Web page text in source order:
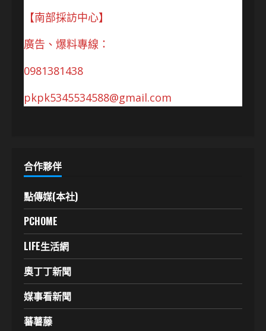
【南部採訪中心】
廣告、爆料專線：
0981381438
pkpk5345534588@gmail.com
合作夥伴
點傳媒(本社)
PCHOME
LIFE生活網
奧丁丁新聞
媒事看新聞
蕃薯藤